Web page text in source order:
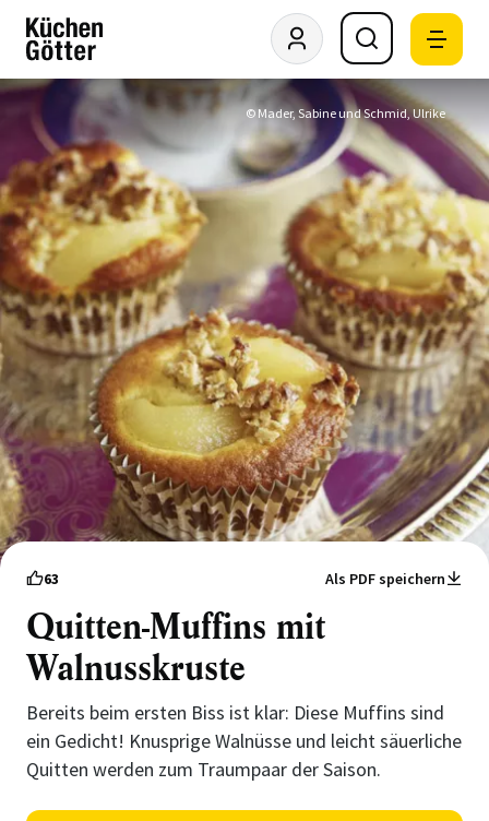
© Mader, Sabine und Schmid, Ulrike
63 Als PDF speichern
Quitten-Muffins mit
Walnusskruste
Bereits beim ersten Biss ist klar: Diese Muffins sind
ein Gedicht! Knusprige Walnüsse und leicht säuerliche
Quitten werden zum Traumpaar der Saison.